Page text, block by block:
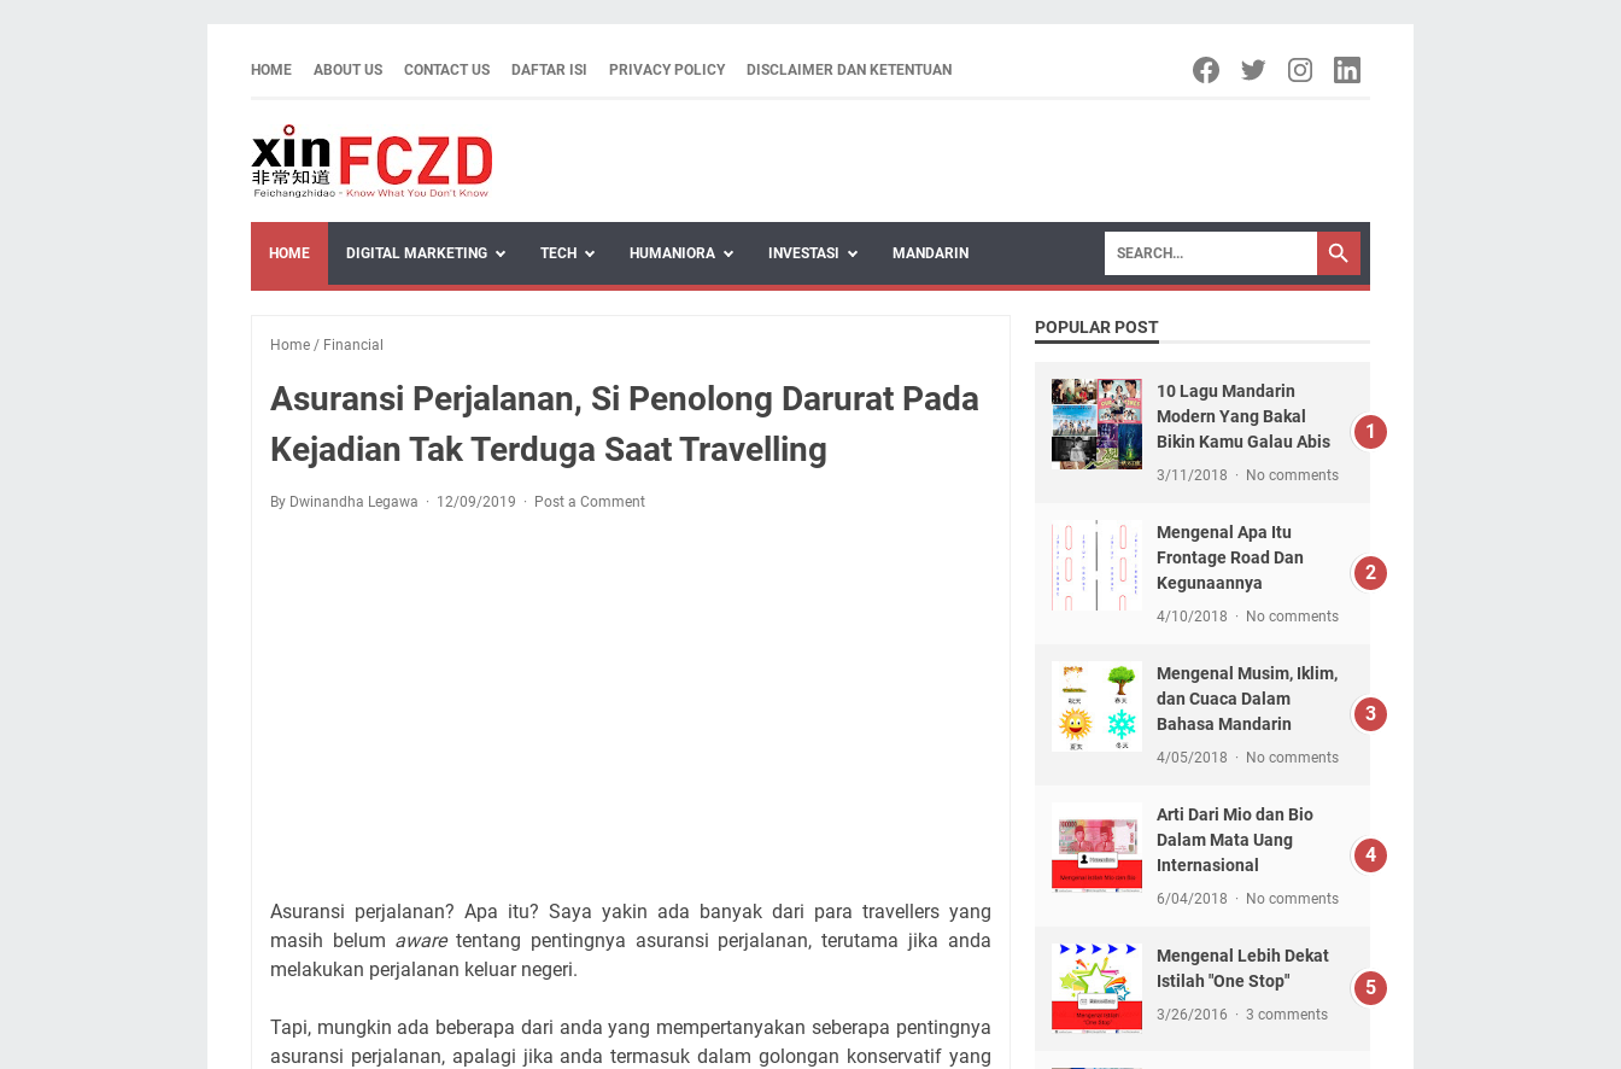
HOME ABOUT US CONTACT US DAFTAR ISI PRIVACY POLICY DISCLAIMER DAN KETENTUAN
HOME DIGITAL MARKETING TECH HUMANIORA INVESTASI MANDARIN
Home / Financial
Asuransi Perjalanan, Si Penolong Darurat Pada
Kejadian Tak Terduga Saat Travelling
By Dwinandha Legawa 12/09/2019 Post a Comment
Asuransi perjalanan? Apa itu? Saya yakin ada banyak dari para travellers yang
masih belum awaretentang pentingnya asuransi perjalanan, terutama jika anda
melakukan perjalanan keluar negeri.
Tapi, mungkin ada beberapa dari anda yang mempertanyakan seberapa pentingnya
asuransi perjalanan, apalagi jika anda termasuk dalam golongan konservatif yang
POPULAR POST
10 Lagu Mandarin
Modern Yang Bakal
Bikin Kamu Galau Abis
3/11/2018 No comments
Mengenal Apa Itu
Frontage Road Dan
Kegunaannya
4/10/2018 No comments
Mengenal Musim, Iklim,
dan Cuaca Dalam
Bahasa Mandarin
4/05/2018 No comments
Arti Dari Mio dan Bio
Dalam Mata Uang
Internasional
6/04/2018 No comments
Mengenal Lebih Dekat
Istilah "One Stop"
3/26/2016 3 comments